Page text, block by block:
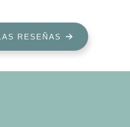
RESEÑAS